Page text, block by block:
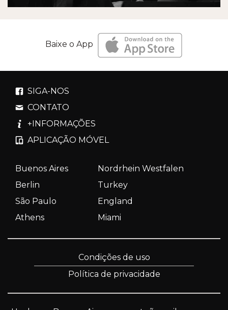
Baixe o App
SIGA-NOS
CONTATO
+INFORMAÇÕES
APLICAÇÃO MÓVEL
Buenos Aires
Nordrhein Westfalen
Berlin
Turkey
São Paulo
England
Athens
Miami
Condições de uso
Política de privacidade